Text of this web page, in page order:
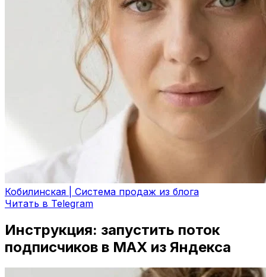
Кобилинская | Система продаж из блога
Читать в Telegram
Инструкция: запустить поток
подписчиков в MAX из Яндекса